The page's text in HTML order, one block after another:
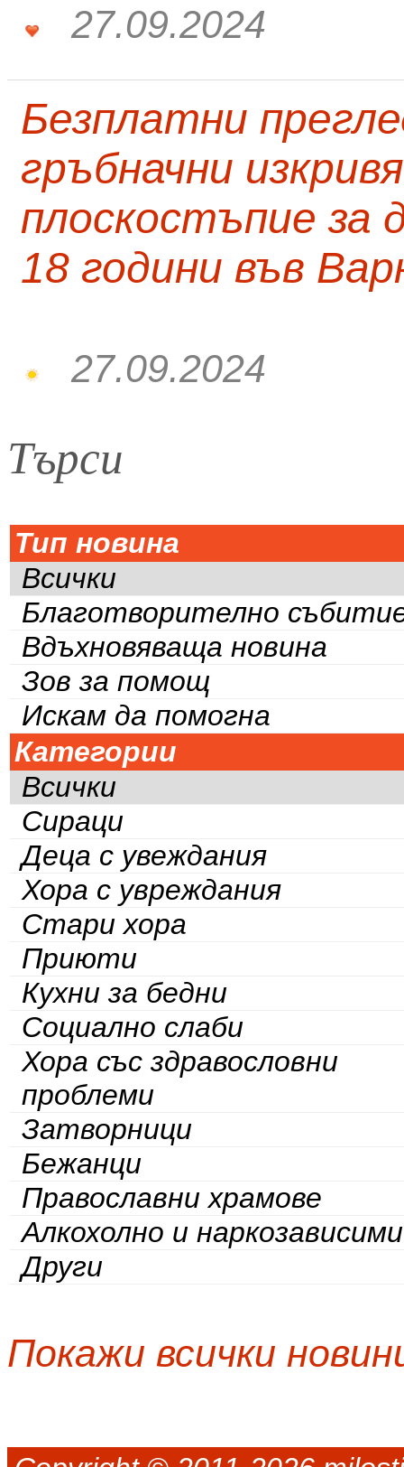
27.09.2024
Безплатни
гръбначни
плоскостъпие за
18 години във
27.09.2024
Търси
Тип новина
Всички
Благотворително
Вдъхновяваща новина
Зов за помощ
Искам да помогна
Категории
Всички
Сираци
Деца с увеждания
Хора с увреждания
Стари хора
Приюти
Кухни за бедни
Социално слаби
Хора със здравословни
проблеми
Затворници
Бежанци
Православни храмове
Алкохолно и наркозависими
Други
Покажи всички